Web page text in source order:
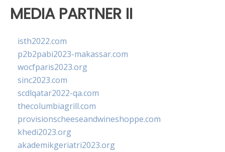
MEDIA PARTNER II
isth2022.com
p2b2pabi2023-makassar.com
wocfparis2023.org
sinc2023.com
scdlqatar2022-qa.com
thecolumbiagrill.com
provisionscheeseandwineshoppe.com
khedi2023.org
akademikgeriatri2023.org